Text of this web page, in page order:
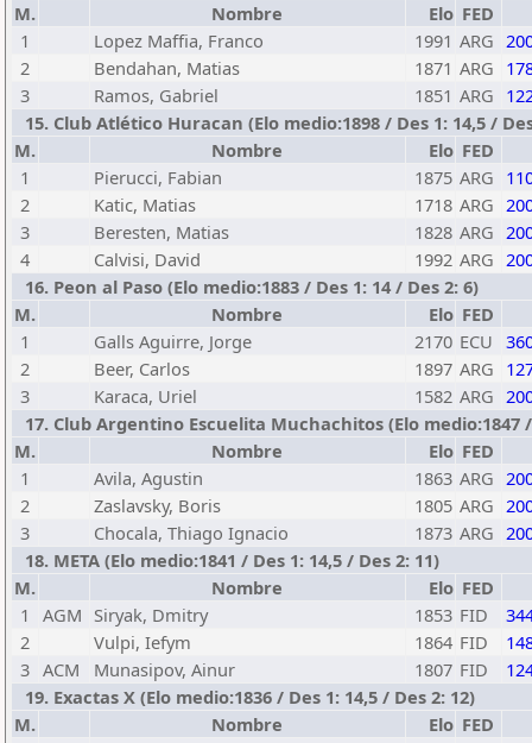
M.
Nombre Elo FED
1
Lopez Maffia, Franco 1991 ARG
2
Bendahan, Matias 1871 ARG
3
Ramos, Gabriel 1851 ARG
15. Club Atlético Huracan (Elo medio:1898 / Des 1: 14,5 /
M.
Nombre Elo FED
1
Pierucci, Fabian 1875 ARG
2
Katic, Matias 1718 ARG
3
Beresten, Matias 1828 ARG
4
Calvisi, David 1992 ARG
16. Peon al Paso (Elo medio:1883 / Des 1: 14 / Des 2: 6)
M.
Nombre Elo FED
1
Galls Aguirre, Jorge 2170 ECU
2
Beer, Carlos 1897 ARG
3
Karaca, Uriel 1582 ARG
17. Club Argentino Escuelita Muchachitos (Elo medio:1847 /
M.
Nombre Elo FED
1
Avila, Agustin 1863 ARG
2
Zaslavsky, Boris 1805 ARG
3
Chocala, Thiago Ignacio 1873 ARG
18. META (Elo medio:1841 / Des 1: 14,5 / Des 2: 11)
M.
Nombre Elo FED
1
AGM Siryak, Dmitry 1853 FID
2
Vulpi, Iefym 1864 FID
3 ACM Munasipov, Ainur 1807 FID
19. Exactas X (Elo medio:1836 / Des 1: 14,5 / Des 2: 12)
M.
Nombre Elo FED